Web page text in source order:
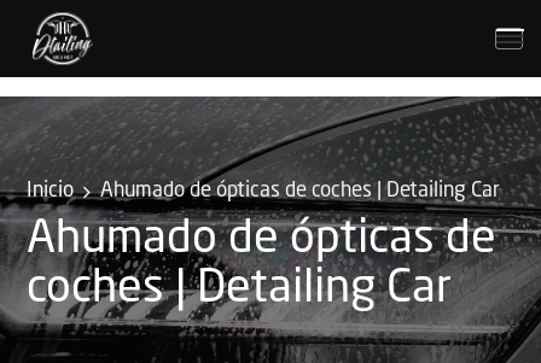
Inicio Ahumado de ópticas de coches | Detailing Car
Ahumado de ópticas de
coches | Detailing Car